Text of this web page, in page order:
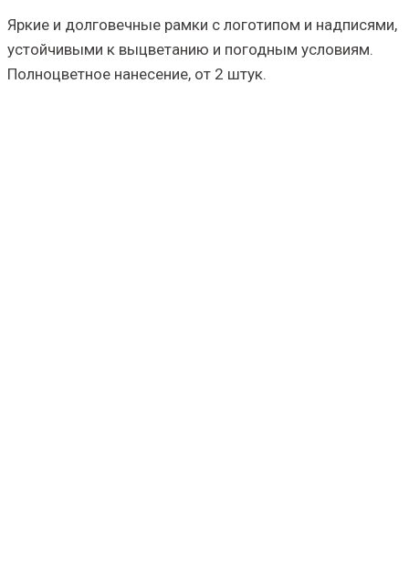
Яркие и долговечные рамки с логотипом и надписями,
устойчивыми к выцветанию и погодным условиям.
Полноцветное нанесение, от 2 штук.